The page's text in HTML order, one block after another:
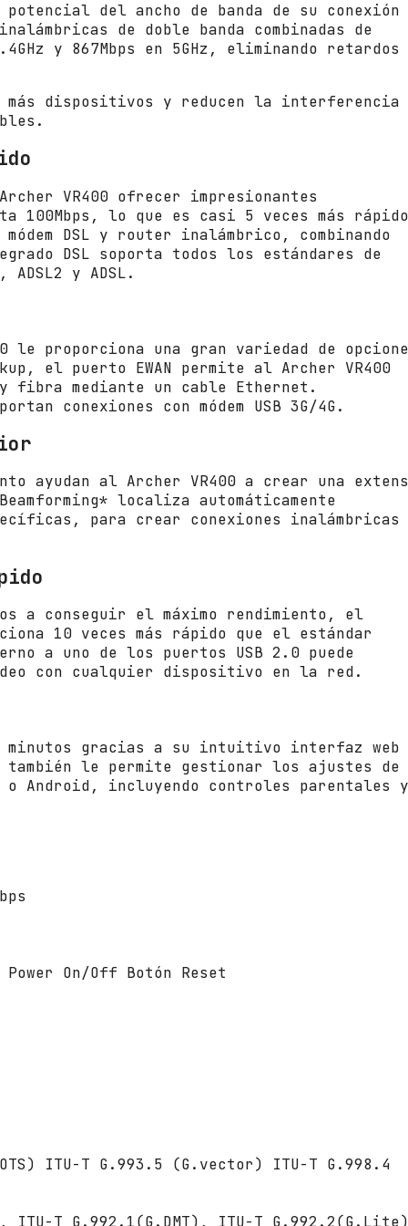
i
n
k
A
c
4
1
M
b
p
4
G
H
z
/
A
n
a
s
-
b
g
del ancho de banda de su conexión
de doble banda combinadas de
y 867Mbps en 5GHz, eliminando retardos
más dispositivos y reducen la interferencia
VR400 ofrecer impresionantes
100Mbps, lo que es casi 5 veces más
DSL y router inalámbrico, combinando
DSL soporta todos los estándares de
y ADSL.
le proporciona una gran variedad de
el puerto EWAN permite al Archer VR400
y fibra mediante un cable Ethernet.
conexiones con módem USB 3G/4G.
ayudan al Archer VR400 a crear una
localiza automáticamente
para crear conexiones inalámbricas
a conseguir el máximo rendimiento, el
10 veces más rápido que el estándar
a uno de los puertos USB 2.0 puede
con cualquier dispositivo en la red.
minutos gracias a su intuitivo interfaz web
le permite gestionar los ajustes de
Android, incluyendo controles parentales
On/Off Botón Reset
ITU-T G.993.5 (G.vector) ITU-T G.998.4
ITU-T G.992.1(G.DMT), ITU-T